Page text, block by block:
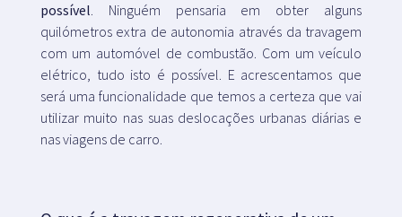
possível. Ninguém pensaria em obter alguns
quilómetros extra de autonomia através da travagem
com um automóvel de combustão. Com um veículo
elétrico, tudo isto é possível. E acrescentamos que
será uma funcionalidade que temos a certeza que vai
utilizar muito nas suas deslocações urbanas diárias e
nas viagens de carro.